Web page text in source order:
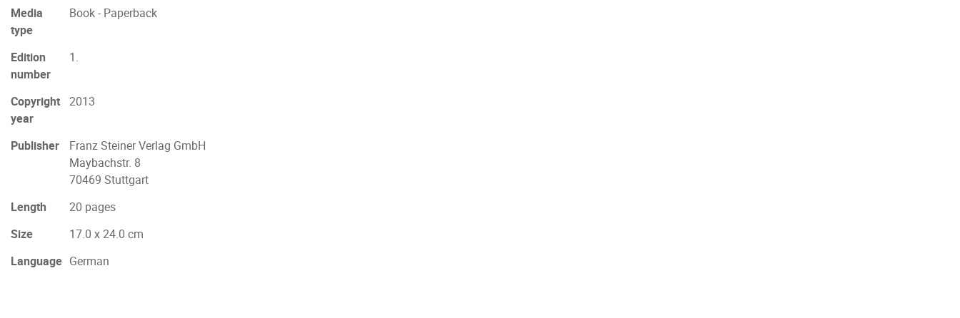
Media
type
Book - Paperback
Edition
number
1.
Copyright
year
2013
Publisher
Franz Steiner Verlag GmbH
Maybachstr. 8
70469 Stuttgart
Length
20 pages
Size
17.0 x 24.0 cm
Language German